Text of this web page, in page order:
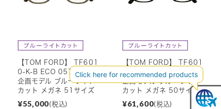
【TOM FORD】 TF601
0-K-B ECO 057 アジア
企画モデル ブルーライト
カット メガネ 51サイズ
¥55,000(税込)
【TOM FORD】 TF601
2-K-B ECO 001 アジア
企画モデル ブルーライト
カット メガネ 50サイズ
¥61,600(税込)